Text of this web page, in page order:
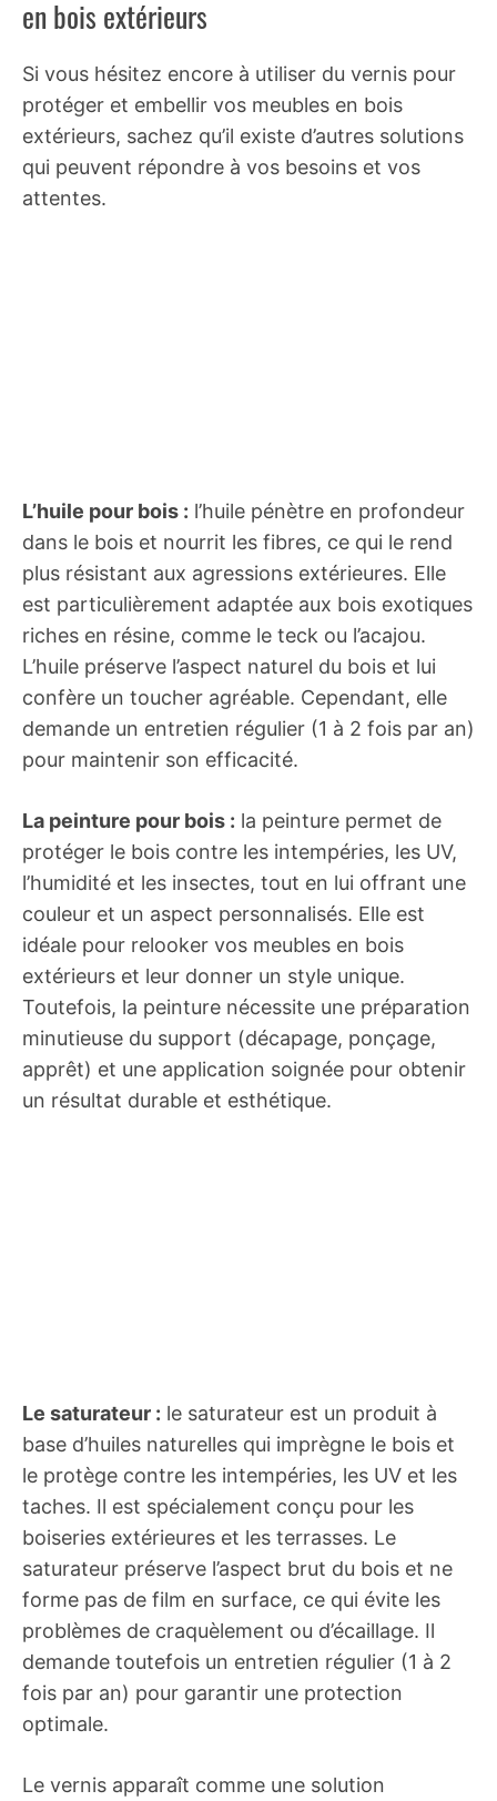
en bois extérieurs
Si vous hésitez encore à utiliser du vernis pour
protéger et embellir vos meubles en bois
extérieurs, sachez qu’il existe d’autres solutions
qui peuvent répondre à vos besoins et vos
attentes.
L’huile pour bois : l’huile pénètre en profondeur
dans le bois et nourrit les fibres, ce qui le rend
plus résistant aux agressions extérieures. Elle
est particulièrement adaptée aux bois exotiques
riches en résine, comme le teck ou l’acajou.
L’huile préserve l’aspect naturel du bois et lui
confère un toucher agréable. Cependant, elle
demande un entretien régulier (1 à 2 fois par an)
pour maintenir son efficacité.
La peinture pour bois : la peinture permet de
protéger le bois contre les intempéries, les UV,
l’humidité et les insectes, tout en lui offrant une
couleur et un aspect personnalisés. Elle est
idéale pour relooker vos meubles en bois
extérieurs et leur donner un style unique.
Toutefois, la peinture nécessite une préparation
minutieuse du support (décapage, ponçage,
apprêt) et une application soignée pour obtenir
un résultat durable et esthétique.
Le saturateur : le saturateur est un produit à
base d’huiles naturelles qui imprègne le bois et
le protège contre les intempéries, les UV et les
taches. Il est spécialement conçu pour les
boiseries extérieures et les terrasses. Le
saturateur préserve l’aspect brut du bois et ne
forme pas de film en surface, ce qui évite les
problèmes de craquèlement ou d’écaillage. Il
demande toutefois un entretien régulier (1 à 2
fois par an) pour garantir une protection
optimale.
Le vernis apparaît comme une solution